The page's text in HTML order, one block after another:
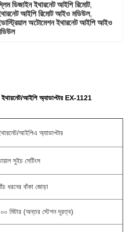
ডিজাইন ইথারনেট আইপি রিমোট,
আইপি রিমোট আইও মডিউল,
অটোমেশন ইথারনেট আইপি আইও
ইথারনেট/আইপি অ্যাডাপ্টার EX-1121
আইপিএ অ্যাডাপ্টার
সুইচ সেটিংস
ধরনের বাঁকা জোড়া
মিটার (অন্তর স্টেশন দূরত্ব)